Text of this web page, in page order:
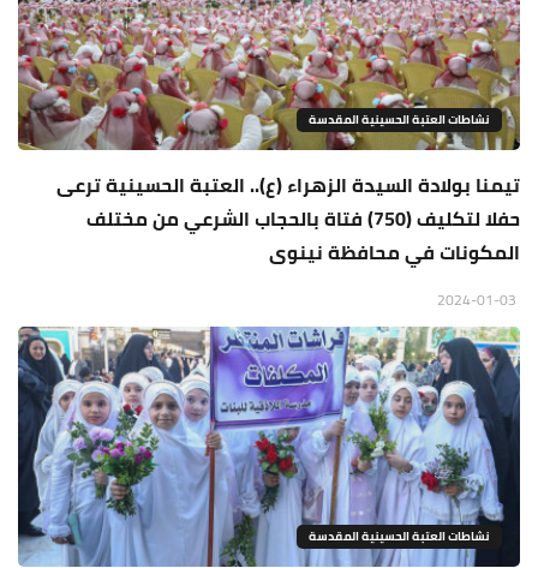
نشاطات العتبة الحسينية المقدسة
تيمنا بولادة السيدة الزهراء (ع).. العتبة الحسينية ترعى
حفلا لتكليف (750) فتاة بالحجاب الشرعي من مختلف
المكونات في محافظة نينوى
نشاطات العتبة الحسينية المقدسة